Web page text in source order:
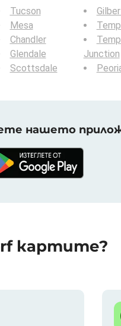
Tucson
Mesa
Chandler
Glendale
Scottsdale
Junction
нашето
картите?